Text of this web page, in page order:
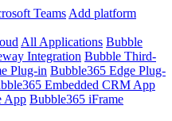
Teams Add platform
All Applications Bubble
Integration Bubble Third-
Plug-in Bubble365 Edge Plug-
Embedded CRM App
App Bubble365 iFrame